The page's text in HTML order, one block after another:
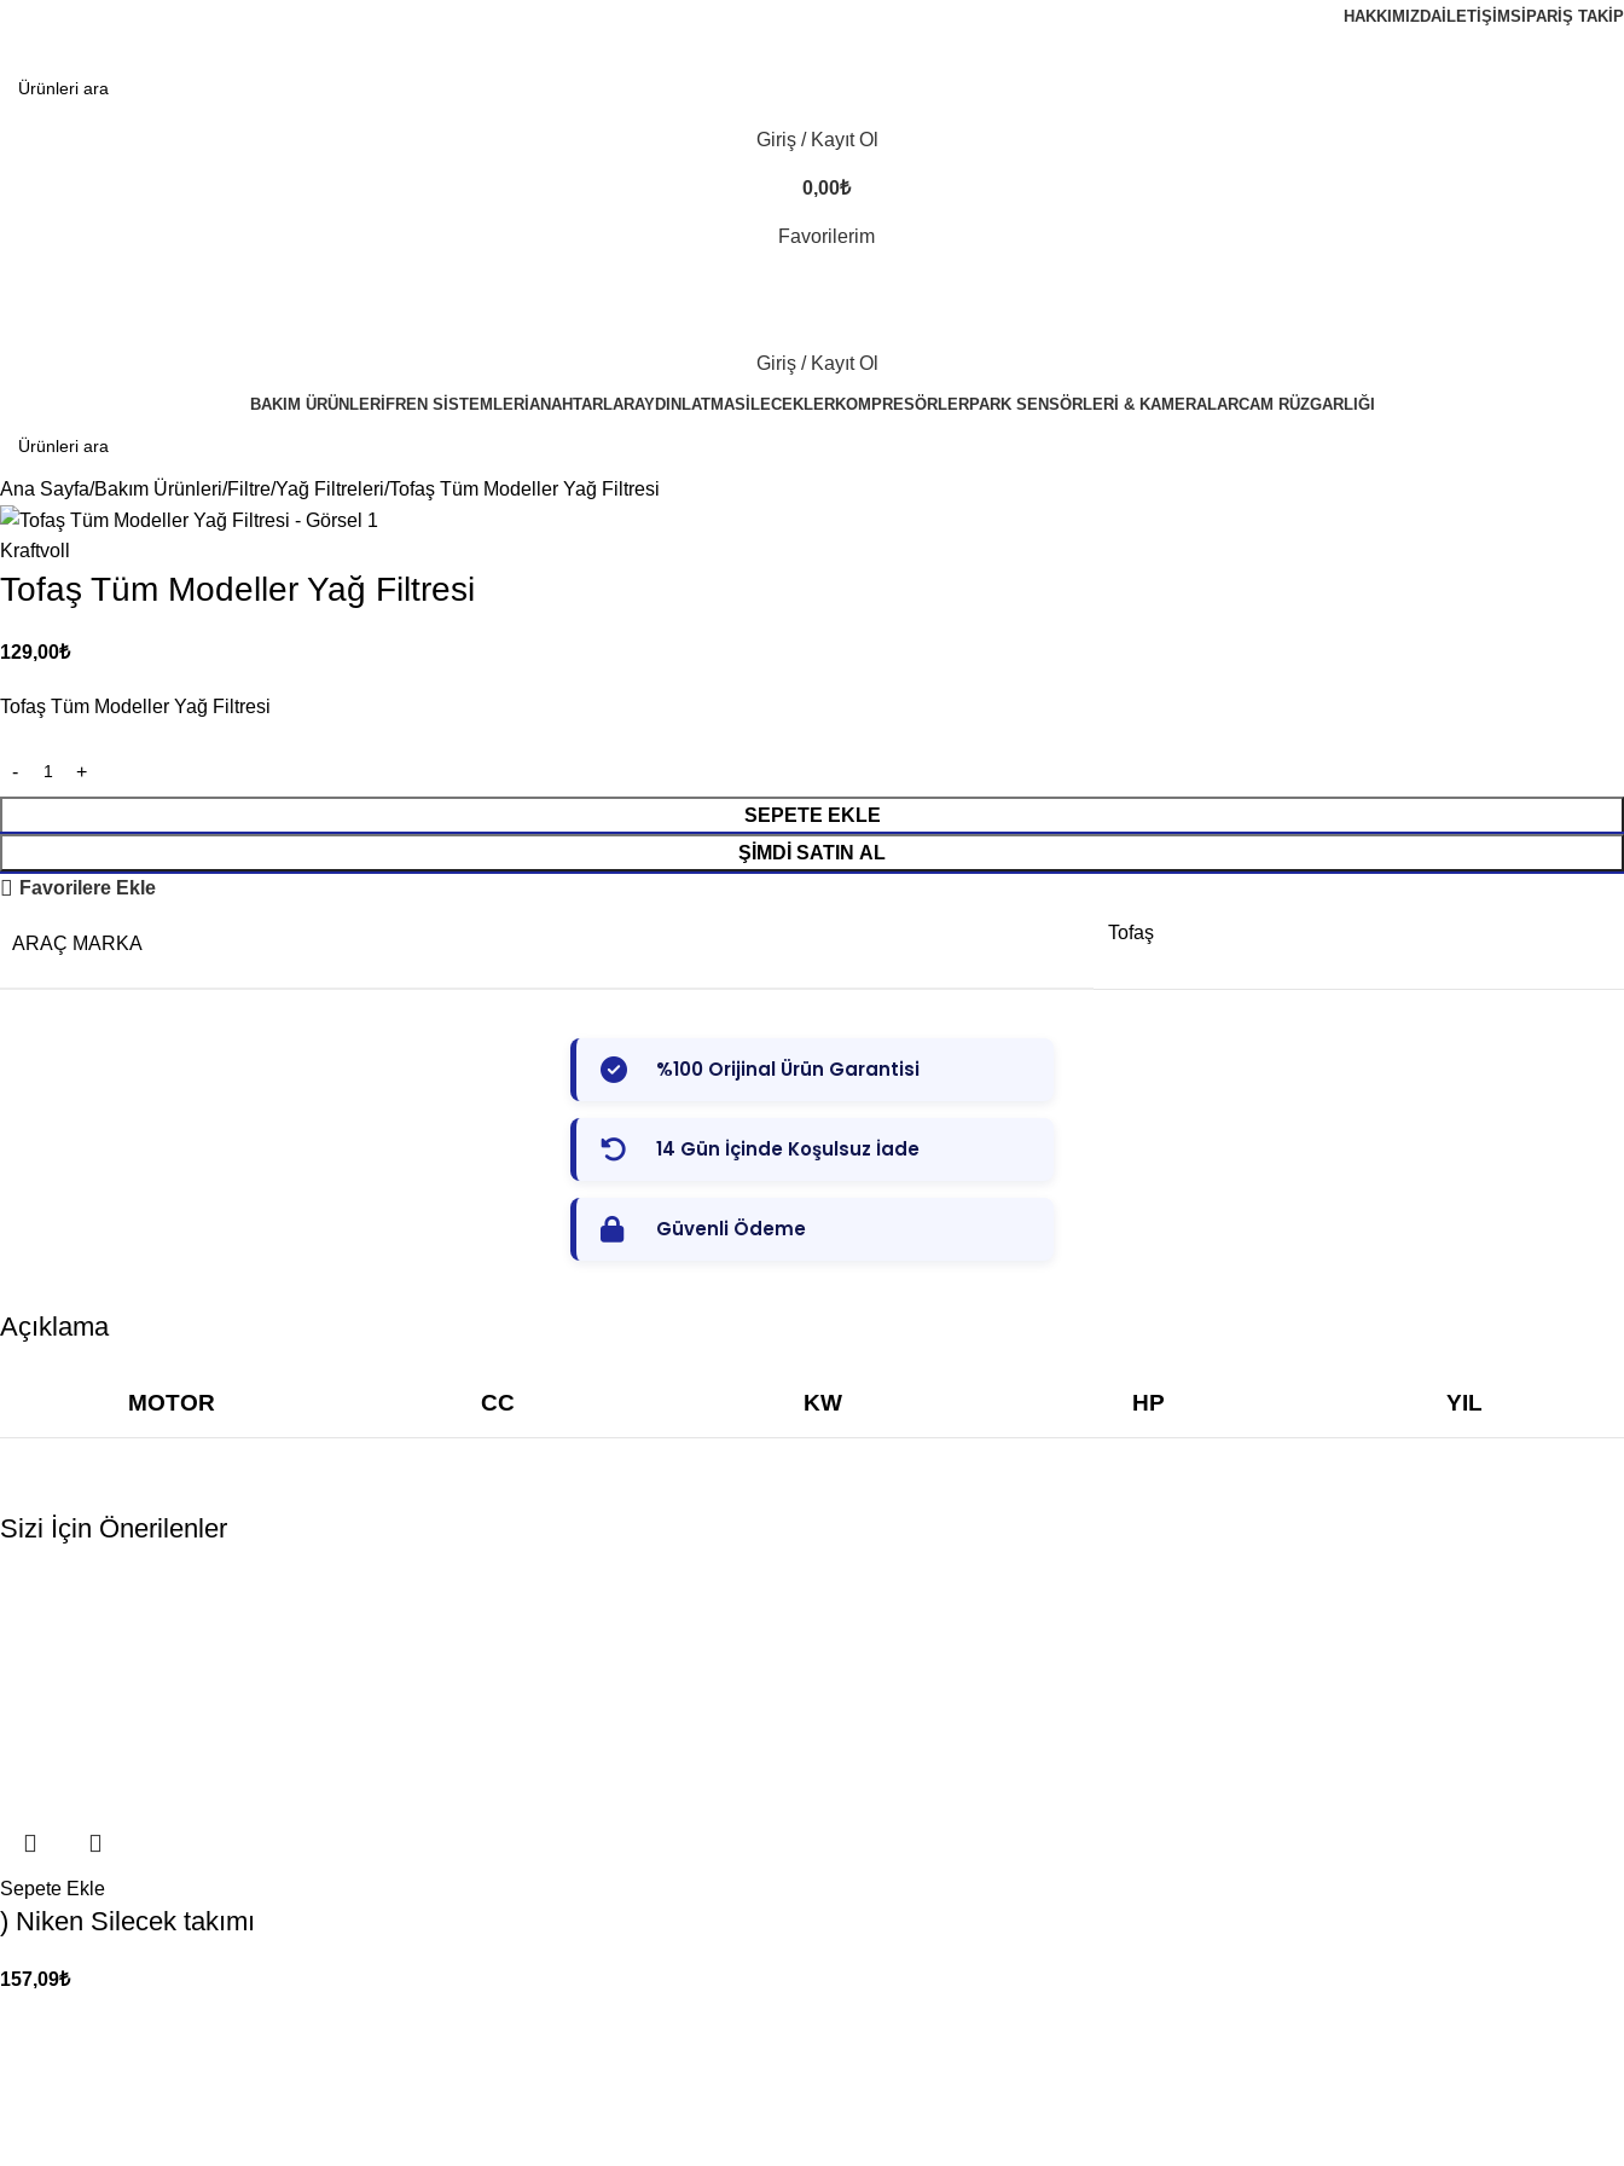
HAKKIMIZDA İLETIŞIMSIPARIŞ TAKIP
Giriş / Kayıt Ol
0,00₺
Favorilerim
Giriş / Kayıt Ol
BAKIM ÜRÜNLERI FREN SISTEMLERI ANAHTARLARAYDINLATMASILECEKLERKOMPRESÖRLERPARK SENSÖRLERI & KAMERALARCAM RÜZGARLIĞI
Ana Sayfa Bakım Ürünleri Filtre Yağ Filtreleri Tofaş Tüm Modeller Yağ Filtresi
Kraftvoll
Tofaş Tüm Modeller Yağ Filtresi
129,00₺
Tofaş Tüm Modeller Yağ Filtresi
SEPETE EKLE
ŞIMDI SATIN AL
Favorilere Ekle
ARAÇ MARKA
Tofaş
%100 Orijinal Ürün Garantisi
14 Gün İçinde Koşulsuz İade
Güvenli Ödeme
Açıklama
MOTOR CC KW HP YIL
Sizi İçin Önerilenler
Sepete Ekle
) Niken Silecek takımı
157,09₺